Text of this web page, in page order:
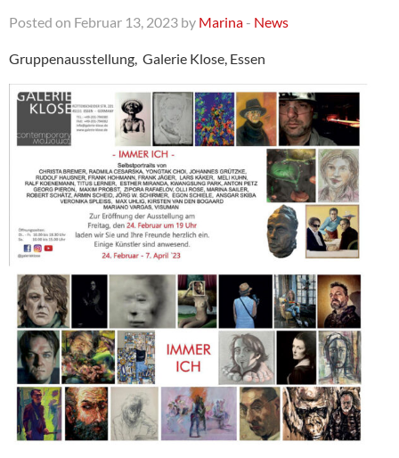
Posted on Februar 13, 2023 by Marina - News
Gruppenausstellung, Galerie Klose, Essen